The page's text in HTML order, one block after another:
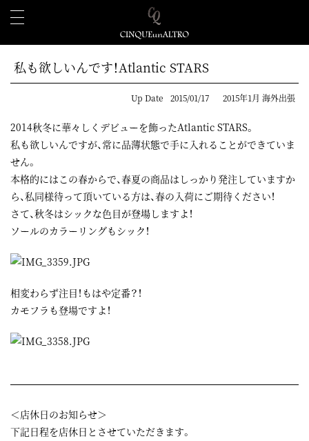
私も欲しいんです！Atlantic STARS
Up Date 2015/01/17 2015年1月 海外出張
2014秋冬に華々しくデビューを飾ったAtlantic STARS。
私も欲しいんですが、常に品薄状態で手に入れることができていま
せん。
本格的にはこの春からで、春夏の商品はしっかり発注していますか
ら、私同様待って頂いている方は、春の入荷にご期待ください！
さて、秋冬はシックな色目が登場しますよ！
ソールのカラーリングもシック！
相変わらず注目！もはや定番？！
カモフラも登場ですよ！
＜店休日のお知らせ＞
下記日程を店休日とさせていただきます。